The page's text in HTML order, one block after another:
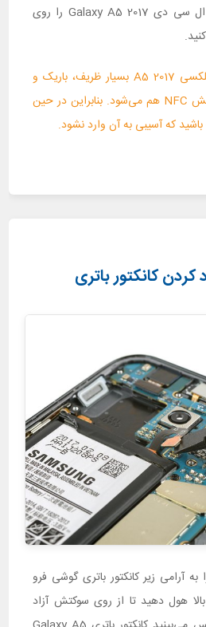
نشود و پروسه تعویض ال سی دی Galaxy A5 2017 را روی
نکته: کاور روی مادربرد گلکسی A5 2017 بسیار ظریف، باریک و
حساس است و شامل بخش NFC هم می‌شود. بنابراین در حین
که آسیبی به آن وارد نشود.
آرامی زیر کانکتور باتری گوشی فرو
هول دهید تا از روی سوکتش آزاد